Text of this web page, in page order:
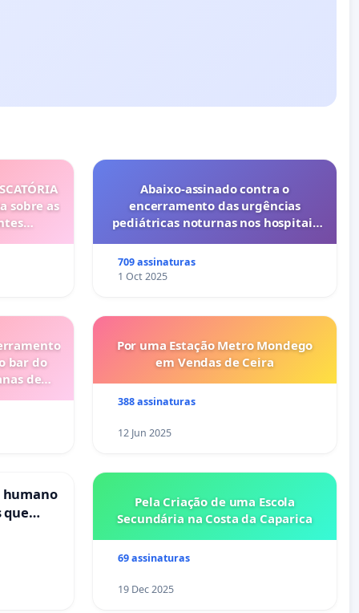
sobre as
Abaixo-assinado contra o
encerramento das urgências
pediátricas noturnas nos hospitais
709 assinaturas
1 Oct 2025
bar do
de
Por uma Estação Metro Mondego
em Vendas de Ceira
388 assinaturas
12 Jun 2025
humano
que
Pela Criação de uma Escola
Secundária na Costa da Caparica
69 assinaturas
19 Dec 2025